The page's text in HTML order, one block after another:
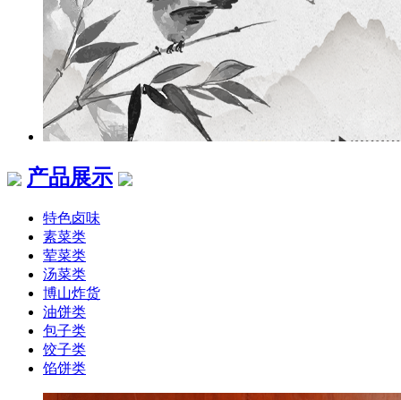
产品展示
特色卤味
素菜类
荤菜类
汤菜类
博山炸货
油饼类
包子类
饺子类
馅饼类